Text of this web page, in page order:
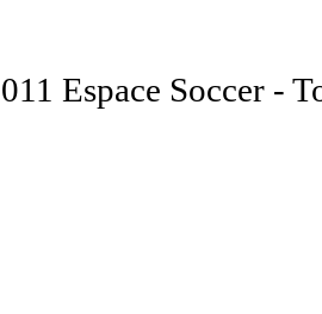
Espace Soccer -